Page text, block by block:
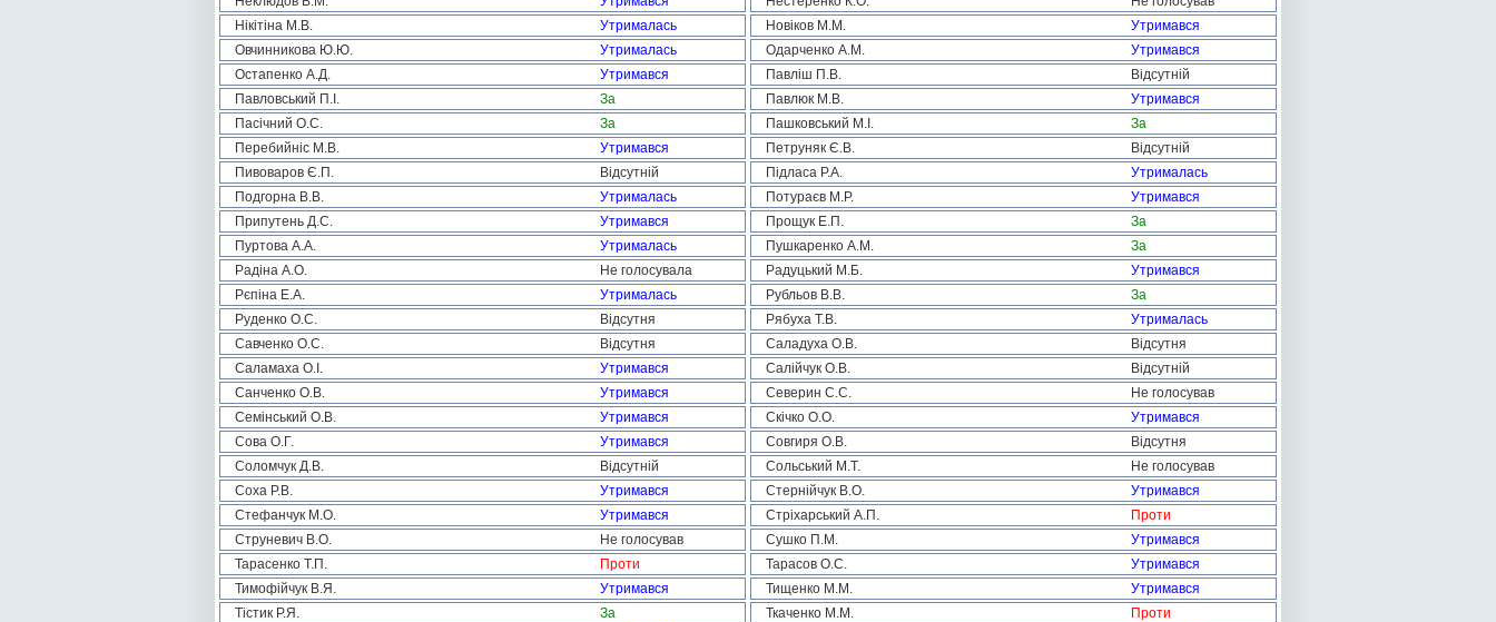
Нікітіна М.В.
Утрималась Новіков М.М.
Утримався
Овчинникова Ю.Ю.
Утрималась Одарченко А.М.
Утримався
Остапенко А.Д.
Утримався Павліш П.В.
Відсутній
Павловський П.І.
За Павлюк М.В.
Утримався
Пасічний О.С.
За Пашковський М.І.
За
Перебийніс М.В.
Утримався Петруняк Є.В.
Відсутній
Пивоваров Є.П.
Відсутній Підласа Р.А.
Утрималась
Подгорна В.В.
Утрималась Потураєв М.Р.
Утримався
Припутень Д.С.
Утримався Прощук Е.П.
За
Пуртова А.А.
Утрималась Пушкаренко А.М.
За
Радіна А.О.
Не голосувала Радуцький М.Б.
Утримався
Рєпіна Е.А.
Утрималась Рубльов В.В.
За
Руденко О.С.
Відсутня Рябуха Т.В.
Утрималась
Савченко О.С.
Відсутня Саладуха О.В.
Відсутня
Саламаха О.І.
Утримався Салійчук О.В.
Відсутній
Санченко О.В.
Утримався Северин С.С.
Не голосував
Семінський О.В.
Утримався Скічко О.О.
Утримався
Сова О.Г.
Утримався Совгиря О.В.
Відсутня
Соломчук Д.В.
Відсутній Сольський М.Т.
Не голосував
Соха Р.В.
Утримався Стернійчук В.О.
Утримався
Стефанчук М.О.
Утримався Стріхарський А.П.
Проти
Струневич В.О.
Не голосував Сушко П.М.
Утримався
Тарасенко Т.П.
Проти Тарасов О.С.
Утримався
Тимофійчук В.Я.
Утримався Тищенко М.М.
Утримався
Тістик Р.Я.
За Ткаченко М.М.
Проти